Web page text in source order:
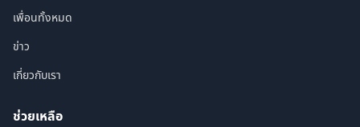
เพื่อนทั้งหมด
ข่าว
เกี่ยวกับเรา
ช่วยเหลือ